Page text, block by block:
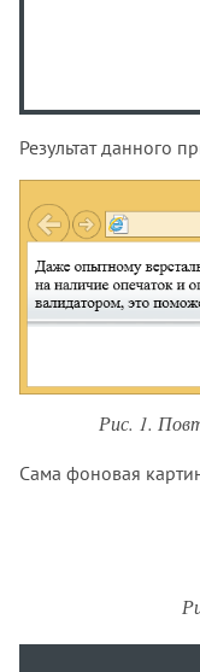
Результат данного
Рис. 1.
Сама фоновая
::first-line
::grammar-error
::marker
::placeholder
::selection
::spelling-error
:active
:buffering
:checked